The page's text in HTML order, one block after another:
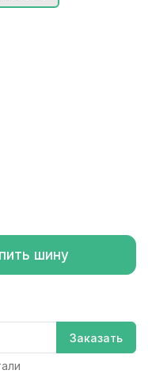
шину
Заказать